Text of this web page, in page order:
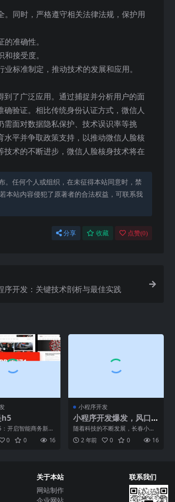
同时，严格遵守相关法律法规，保护用
准确性。
接受度。
标准制定，推动技术的发展和应用。
了广泛应用。通过捕捉并分析用户的面
验证。相比传统身份认证方式，微信人
面对数据隐私保护、技术误识率等挑
平并争取政策支持，以推动微信人脸核
术的不断进步，微信人脸核身技术将在
。任何个人或组织，在未征得本站同意时，禁
本站内容侵犯了原著者的合法权益，可联系我
分享 收藏 点赞(0)
序开发：关键技术剖析与最佳实践
h5
开启智能商务新时
联网的迅猛发展，
种轻量级应
0 0 16
小程序开发
小程序开发爆发，风口
还是鸡肋？
随着科技的不断发展，长春小程
序开发已经成为了一个热门话
题。在移动互联网时代，小程
2 年前 0 0 16
关于本站
网站制作
联系我们